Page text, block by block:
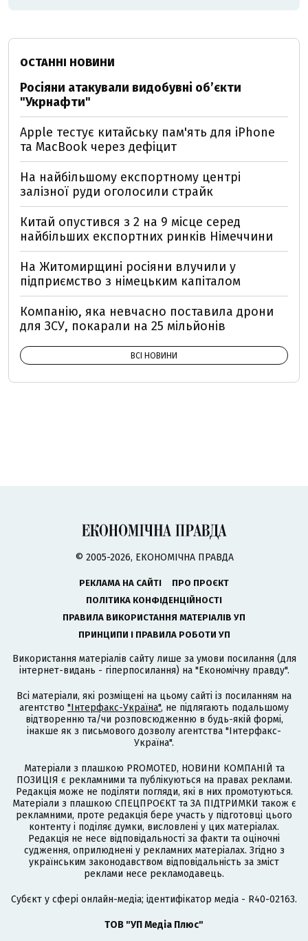
ОСТАННІ НОВИНИ
Росіяни атакували видобувні обʼєкти
"Укрнафти"
Apple тестує китайську пам'ять для iPhone
та MacBook через дефіцит
На найбільшому експортному центрі
залізної руди оголосили страйк
Китай опустився з 2 на 9 місце серед
найбільших експортних ринків Німеччини
На Житомирщині росіяни влучили у
підприємство з німецьким капіталом
Компанію, яка невчасно поставила дрони
для ЗСУ, покарали на 25 мільйонів
ВСІ НОВИНИ
© 2005-2026, ЕКОНОМІЧНА ПРАВДА
РЕКЛАМА НА САЙТІ
ПРО ПРОЄКТ
ПОЛІТИКА КОНФІДЕНЦІЙНОСТІ
ПРАВИЛА ВИКОРИСТАННЯ МАТЕРІАЛІВ УП
ПРИНЦИПИ І ПРАВИЛА РОБОТИ УП
Використання матеріалів сайту лише за умови посилання (для
інтернет-видань - гіперпосилання) на "Економічну правду".
Всі матеріали, які розміщені на цьому сайті із посиланням на
агентство "Інтерфакс-Україна", не підлягають подальшому
відтворенню та/чи розповсюдженню в будь-якій формі,
інакше як з письмового дозволу агентства "Інтерфакс-
Україна".
Матеріали з плашкою PROMOTED, НОВИНИ КОМПАНІЙ та
ПОЗИЦІЯ є рекламними та публікуються на правах реклами.
Редакція може не поділяти погляди, які в них промотуються.
Матеріали з плашкою СПЕЦПРОЄКТ та ЗА ПІДТРИМКИ також є
рекламними, проте редакція бере участь у підготовці цього
контенту і поділяє думки, висловлені у цих матеріалах.
Редакція не несе відповідальності за факти та оціночні
судження, оприлюднені у рекламних матеріалах. Згідно з
українським законодавством відповідальність за зміст
реклами несе рекламодавець.
Cубєкт у сфері онлайн-медіа; ідентифікатор медіа - R40-02163.
ТОВ "УП Медіа Плюс"